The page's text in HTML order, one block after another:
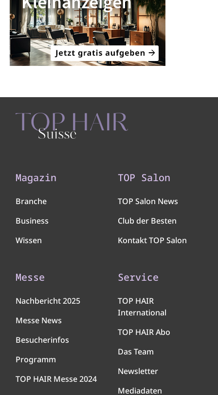
Magazin
Branche
Business
Wissen
TOP Salon
TOP Salon News
Club der Besten
Kontakt TOP Salon
Messe
Nachbericht 2025
Messe News
Besucherinfos
Programm
TOP HAIR Messe 2024
Service
TOP HAIR
International
TOP HAIR Abo
Das Team
Newsletter
Mediadaten